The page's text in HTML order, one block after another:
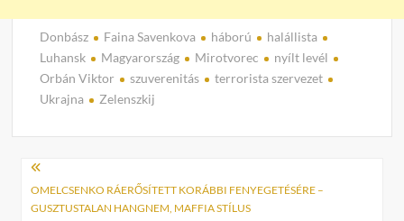
Donbász Faina Savenkova háború
halállista
Luhansk
Magyarország Mirotvorec
nyílt levél
Orbán Viktor
szuverenitás
terrorista szervezet
Ukrajna
Zelenszkij
Bejegyzés
navigáció
OMELCSENKO RÁERŐSÍTETT KORÁBBI FENYEGETÉSÉRE –
GUSZTUSTALAN HANGNEM, MAFFIA STÍLUS